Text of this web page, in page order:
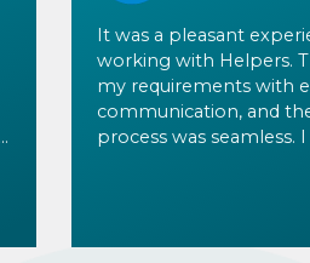
It was a pleasant
working with Helpers.
my requirements with
communication, and
process was seamless.